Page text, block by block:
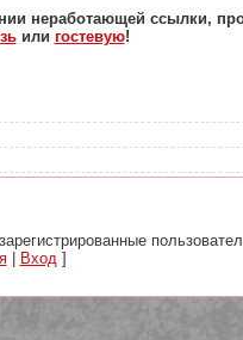
неработающей ссылки,
или гостевую!
| Вход]